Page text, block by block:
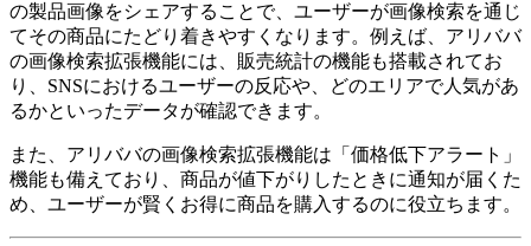
の製品画像をシェアすることで、ユーザーが画像検索を通じ
てその商品にたどり着きやすくなります。例えば、アリババ
の画像検索拡張機能には、販売統計の機能も搭載されてお
り、SNSにおけるユーザーの反応や、どのエリアで人気があ
るかといったデータが確認できます。
また、アリババの画像検索拡張機能は「価格低下アラート」
機能も備えており、商品が値下がりしたときに通知が届くた
め、ユーザーが賢くお得に商品を購入するのに役立ちます。